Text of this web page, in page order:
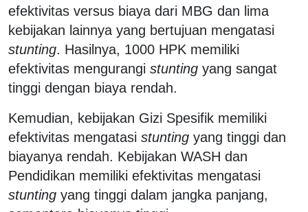
efektivitas versus biaya dari MBG dan lima
kebijakan lainnya yang bertujuan mengatasi
stunting. Hasilnya, 1000 HPK memiliki
efektivitas mengurangi stunting yang sangat
tinggi dengan biaya rendah.
Kemudian, kebijakan Gizi Spesifik memiliki
efektivitas mengatasi stunting yang tinggi dan
biayanya rendah. Kebijakan WASH dan
Pendidikan memiliki efektivitas mengatasi
stunting yang tinggi dalam jangka panjang,